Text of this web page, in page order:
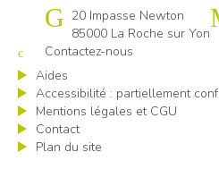
Cap emploi 85
20 Impasse Newton
85000 La Roche sur Yon
Contactez-nous
Aides
Accessibilité : partiellement
Mentions légales et CGU
Contact
Plan du site